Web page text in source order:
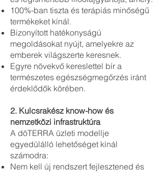
100%-ban tiszta és terápiás minőségű
termékeket kínál.
Bizonyított hatékonyságú
megoldásokat nyújt, amelyekre az
emberek világszerte keresnek.
Egyre növekvő kereslettel bír a
természetes egészségmegőrzés iránt
érdeklődők körében.
2. Kulcsrakész know-how és
nemzetközi infrastruktúra
A dōTERRA üzleti modellje
egyedülálló lehetőséget kínál
számodra:
Nem kell új rendszert fejlesztened és